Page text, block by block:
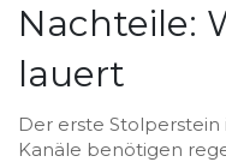
Nachteile:
lauert
Der erste
Kanäle benötigen